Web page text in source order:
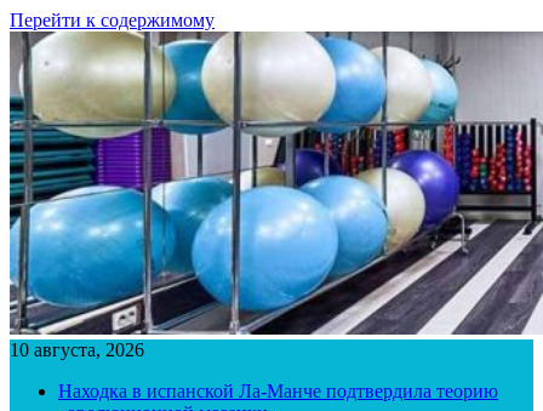
Перейти к содержимому
10 августа, 2026
Находка в испанской Ла-Манче подтвердила теорию